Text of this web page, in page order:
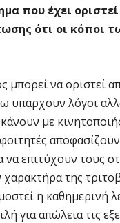
που έχει
ότι οι κόποι
μπορεί να οριστεί
υπαρχουν λόγοι
με
φοιτητές
επιτύχουν τους
της
η καθημερινή
για απώλεια τις